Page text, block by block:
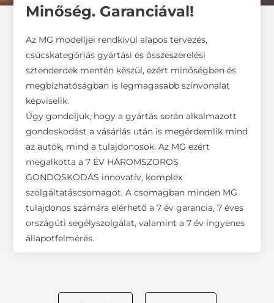
Minőség. Garanciával!
Az MG modelljei rendkívül alapos tervezés,
csúcskategóriás gyártási és összeszerelési
sztenderdek mentén készül, ezért minőségben és
megbízhatóságban is legmagasabb színvonalat
képviselik.
Úgy gondoljuk, hogy a gyártás során alkalmazott
gondoskodást a vásárlás után is megérdemlik mind
az autók, mind a tulajdonosok. Az MG ezért
megalkotta a 7 ÉV HÁROMSZOROS
GONDOSKODÁS innovatív, komplex
szolgáltatáscsomagot. A csomagban minden MG
tulajdonos számára elérhető a 7 év garancia, 7 éves
országúti segélyszolgálat, valamint a 7 év ingyenes
állapotfelmérés.